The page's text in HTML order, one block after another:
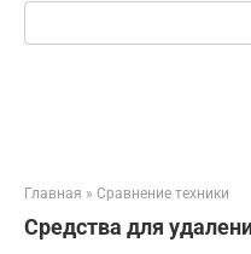
Поиск:
Главная » Сравнение техники
Средства для